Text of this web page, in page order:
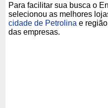
Para facilitar sua busca o
selecionou as melhores
cidade de Petrolina e
das empresas.